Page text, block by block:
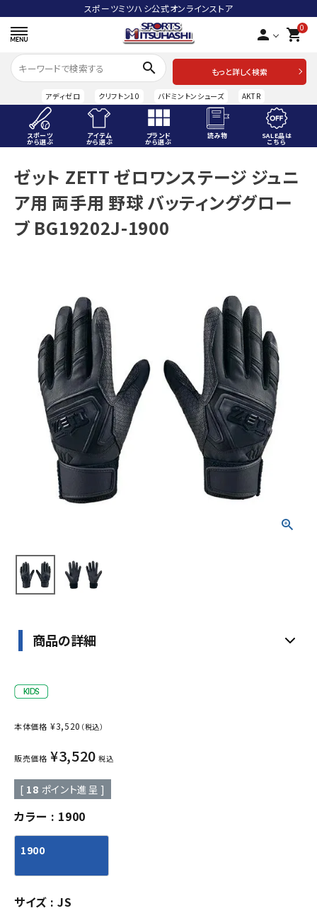
スポーツミツハシ公式オンラインストア
person 0
shopping_cart
search
もっと詳しく検索
アディゼロ クリフトン10 バドミントンシューズ AKTR
スポーツ
から選ぶ
アイテム
から選ぶ
ブランド
から選ぶ
読み物 SALE品は
こちら
ACCOUNT MENU
ようこそ ゲスト 様
meeting_room ログイン person 会員登録
ブランドから選ぶ
SALE品はこちら
INFORMATIOM
ご利用ガイド
お問い合わせ
メルマガ登録
ゼット ZETT ゼロワンステージ ジュニ
ア用 両手用 野球 バッティンググロー
ブ BG19202J-1900
商品の詳細
本体価格 ¥3,520 （税込）
販売価格 ¥3,520 税込
[ 18 ポイント進呈 ]
カラー 1900
1900
サイズ JS